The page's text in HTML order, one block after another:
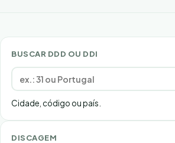
BUSCAR DDD OU DDI
Cidade, código ou país.
DISCAGEM